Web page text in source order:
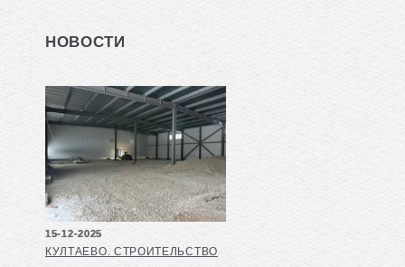
НОВОСТИ
15-12-2025
КУЛТАЕВО. СТРОИТЕЛЬСТВО